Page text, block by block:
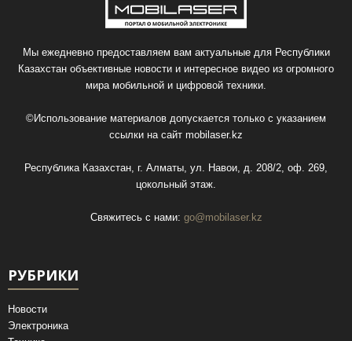
Мы ежедневно предоставляем вам актуальные для Республики
Казахстан объективные новости и интересное видео из огромного
мира мобильной и цифровой техники.
©Использование материалов допускается только с указанием
ссылки на сайт mobilaser.kz
Республика Казахстан, г. Алматы, ул. Навои, д. 208/2, оф. 269,
цокольный этаж.
Свяжитесь с нами: go@mobilaser.kz
РУБРИКИ
Новости
Электроника